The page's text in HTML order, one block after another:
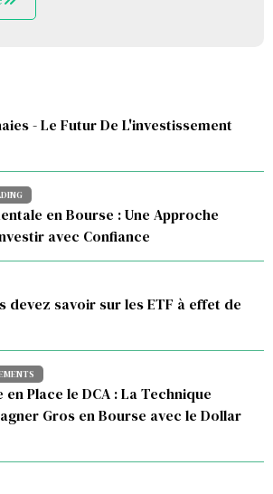
- Le Futur De L'investissement
en Bourse : Une Approche
avec Confiance
devez savoir sur les ETF à effet de
Place le DCA : La Technique
Gros en Bourse avec le Dollar